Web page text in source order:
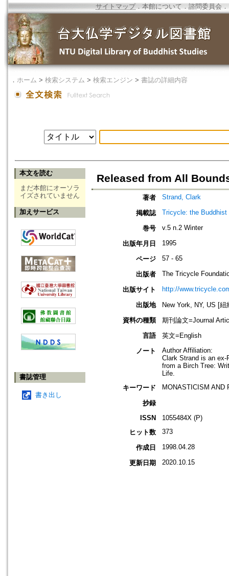
サイトマップ．本館について ． 諮問委員会 ．
． ホーム > 検索システム > 検索エンジン > 書誌の詳細内容
本文を読む
まだ本館にオーソラ
イズされていません
加えサービス
書誌管理
書き出し
Released from All
著者 Strand, Clark
掲載誌 Tricycle: the Buddhist
巻号 v.5 n.2 Winter
出版年月日 1995
ページ 57 - 65
出版者 The Tricycle
出版サイト http://
出版地
New York, NY, US [
資料の種類
期刊論文=Journal
言語
英文=English
ノート
Author Affiliation:
Clark Strand is an
from a Birch Tree:
Life.
キーワード
MONASTICISM AND
抄録
ISSN
1055484X (P)
ヒット数
373
作成日 1998.04.28
更新日期 2020.10.15